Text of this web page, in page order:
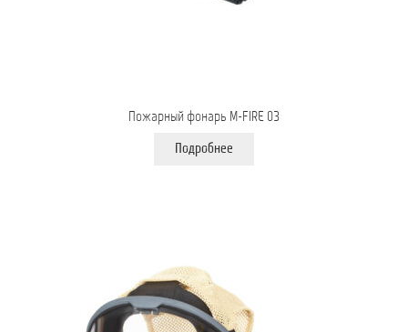
Пожарный фонарь M-FIRE 03
Подробнее